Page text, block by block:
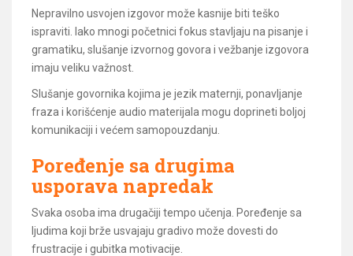
Nepravilno usvojen izgovor može kasnije biti teško
ispraviti. Iako mnogi početnici fokus stavljaju na pisanje i
gramatiku, slušanje izvornog govora i vežbanje izgovora
imaju veliku važnost.
Slušanje govornika kojima je jezik maternji, ponavljanje
fraza i korišćenje audio materijala mogu doprineti boljoj
komunikaciji i većem samopouzdanju.
Poređenje sa drugima
usporava napredak
Svaka osoba ima drugačiji tempo učenja. Poređenje sa
ljudima koji brže usvajaju gradivo može dovesti do
frustracije i gubitka motivacije.